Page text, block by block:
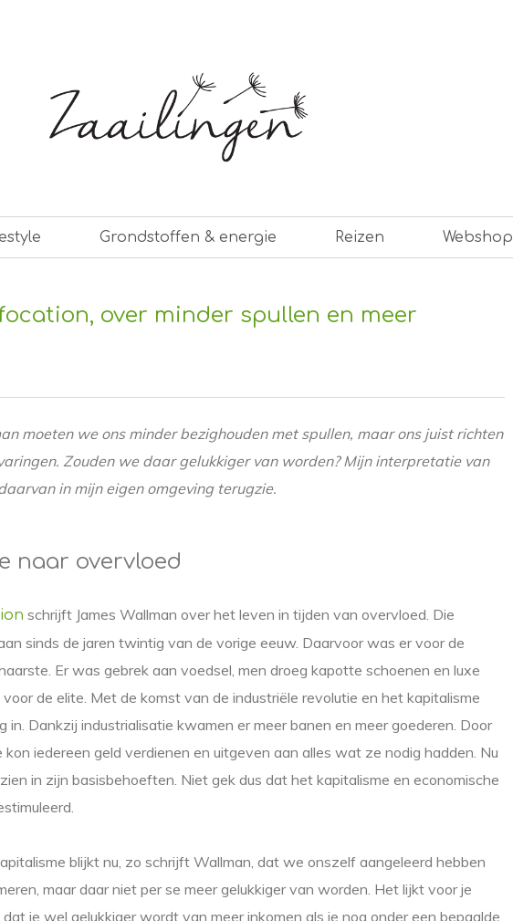
Grondstoffen & energie Reizen Webshop
over minder spullen en meer
moeten we ons minder bezighouden met spullen, maar ons juist richten
Zouden we daar gelukkiger van worden? Mijn interpretatie van
in mijn eigen omgeving terugzie.
naar overvloed
schrijft James Wallman over het leven in tijden van overvloed. Die
sinds de jaren twintig van de vorige eeuw. Daarvoor was er voor de
Er was gebrek aan voedsel, men droeg kapotte schoenen en luxe
de elite. Met de komst van de industriële revolutie en het kapitalisme
in. Dankzij industrialisatie kwamen er meer banen en meer goederen. Door
kon iedereen geld verdienen en uitgeven aan alles wat ze nodig hadden. Nu
in zijn basisbehoeften. Niet gek dus dat het kapitalisme en economische
blijkt nu, zo schrijft Wallman, dat we onszelf aangeleerd hebben
maar daar niet per se meer gelukkiger van worden. Het lijkt voor je
je wel gelukkiger wordt van meer inkomen als je nog onder een bepaalde